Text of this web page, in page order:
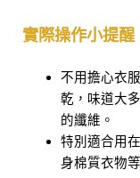
實際操作小提醒
不用擔心衣
乾，味道大
的纖維。
特別適合用
身棉質衣物